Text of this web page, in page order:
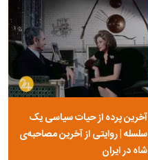
آخرین پرده از حیات سیاسی یک
سلسله | روایتی از آخرین مصاحبه‌ی
شاه در ایران